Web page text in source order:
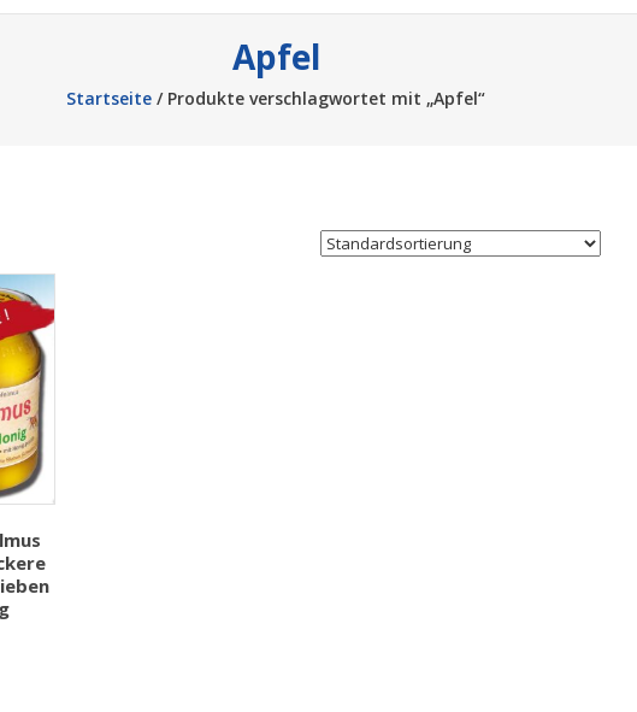
Apfel
Startseite / Produkte verschlagwortet mit „Apfel“